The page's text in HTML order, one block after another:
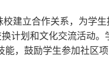
建立合作关系，为学生
计划和文化交流活动。
能，鼓励学生参加社区